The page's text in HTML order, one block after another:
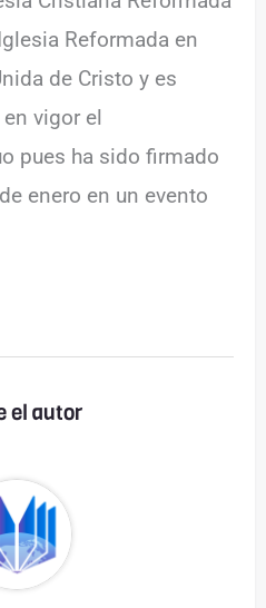
Reformada en
de Cristo y es
vigor el
pues ha sido firmado
enero en un evento
el autor